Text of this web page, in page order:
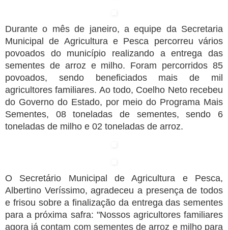
Durante o mês de janeiro, a equipe da Secretaria
Municipal de Agricultura e Pesca percorreu vários
povoados do município realizando a entrega das
sementes de arroz e milho. Foram percorridos 85
povoados, sendo beneficiados mais de mil
agricultores familiares. Ao todo, Coelho Neto recebeu
do Governo do Estado, por meio do Programa Mais
Sementes, 08 toneladas de sementes, sendo 6
toneladas de milho e 02 toneladas de arroz.
O Secretário Municipal de Agricultura e Pesca,
Albertino Veríssimo, agradeceu a presença de todos
e frisou sobre a finalização da entrega das sementes
para a próxima safra: "Nossos agricultores familiares
agora já contam com sementes de arroz e milho para